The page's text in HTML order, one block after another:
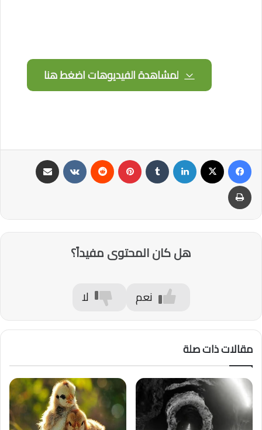
لمشاهدة الفيديوهات اضغط هنا
هل كان المحتوى مفيداً؟
نعم لا
مقالات ذات صلة